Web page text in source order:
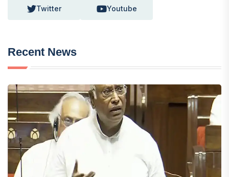
Twitter Youtube
Recent News